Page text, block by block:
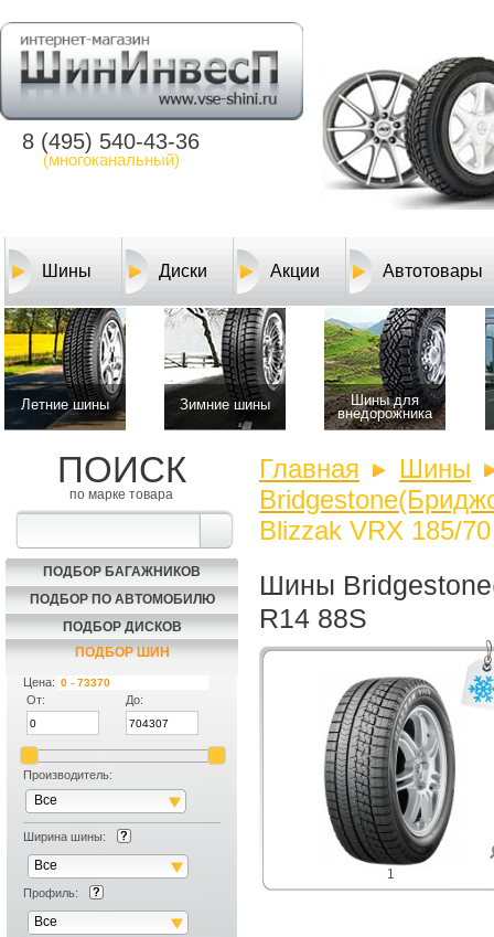
8 (495) 540-43-36
(многоканальный)
Шины Диски Акции Автотовары
Летние шины Зимние шины
Шины для
внедорожника
ПОИСК
по марке товара
ПОДБОР БАГАЖНИКОВ
ПОДБОР ПО АВТОМОБИЛЮ
ПОДБОР ДИСКОВ
ПОДБОР ШИН
Цена:
От:
До:
Производитель:
Все
Ширина шины:
Все
Профиль:
Все
Главная
Шины
Blizzak VRX 185/
Шины
R14 88S
1